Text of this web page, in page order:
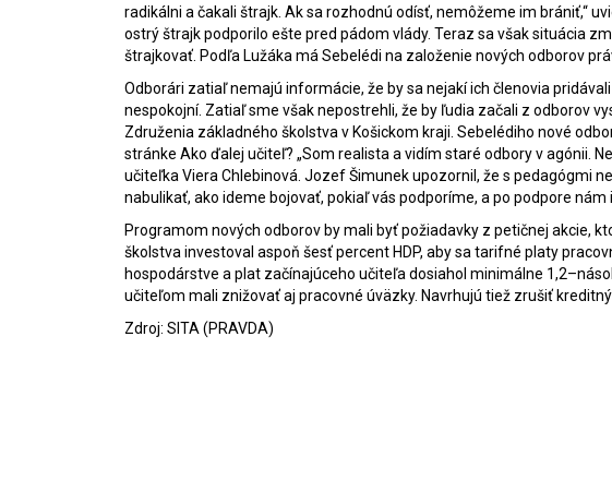
radikálni a čakali štrajk. Ak sa rozhodnú odísť, nemôžeme im brániť,“
ostrý štrajk podporilo ešte pred pádom vlády. Teraz sa však situácia
štrajkovať. Podľa Lužáka má Sebelédi na založenie nových odborov
Odborári zatiaľ nemajú informácie, že by sa nejakí ich členovia
nespokojní. Zatiaľ sme však nepostrehli, že by ľudia začali z odborov
Združenia základného školstva v Košickom kraji. Sebelédiho nové
stránke Ako ďalej učiteľ? „Som realista a vidím staré odbory v agónii.
učiteľka Viera Chlebinová. Jozef Šimunek upozornil, že s pedagógmi
nabulikať, ako ideme bojovať, pokiaľ vás podporíme, a po podpore
Programom nových odborov by mali byť požiadavky z petičnej akcie,
školstva investoval aspoň šesť percent HDP, aby sa tarifné platy
hospodárstve a plat začínajúceho učiteľa dosiahol minimálne
učiteľom mali znižovať aj pracovné úväzky. Navrhujú tiež zrušiť
Zdroj: SITA (PRAVDA)